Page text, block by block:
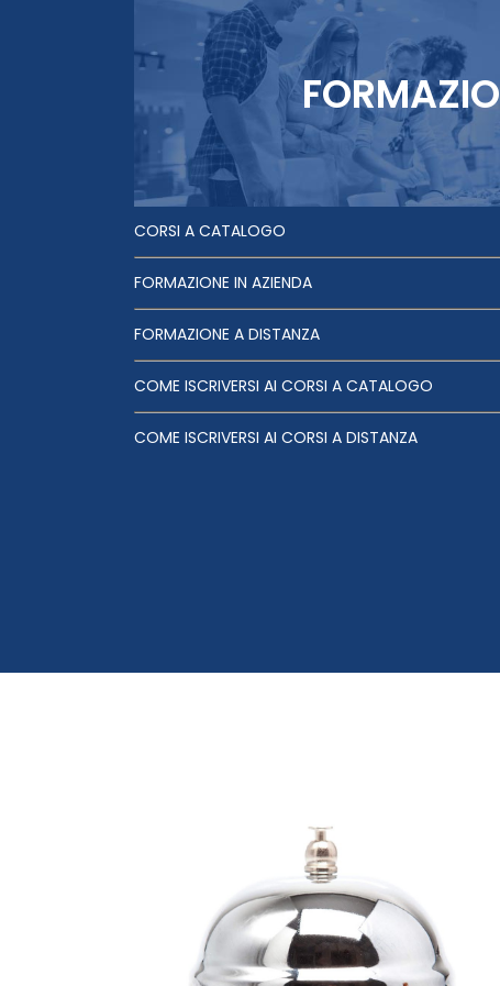
CORSI A CATALOGO
FORMAZIONE IN AZIENDA
FORMAZIONE A DISTANZA
COME ISCRIVERSI AI CORSI A CATALOGO
COME ISCRIVERSI AI CORSI A DISTANZA